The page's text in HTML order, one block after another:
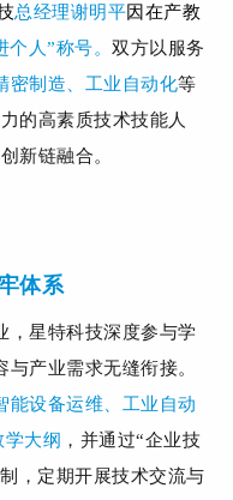
总经理谢明平因在产教
个人”称号。双方以服务
密制造、工业自动化等
的高素质技术技能人
新链融合。
体系
，星特科技深度参与学
产业需求无缝衔接。
能设备运维、工业自动
大纲 ，并通过“企业技
，定期开展技术交流与